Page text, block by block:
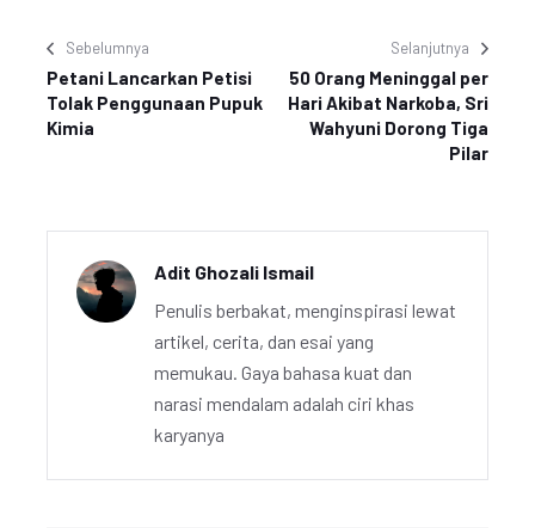
Sebelumnya
Petani Lancarkan Petisi
Tolak Penggunaan Pupuk
Kimia
Selanjutnya
50 Orang Meninggal per
Hari Akibat Narkoba, Sri
Wahyuni Dorong Tiga
Pilar
Adit Ghozali Ismail
Penulis berbakat, menginspirasi lewat
artikel, cerita, dan esai yang
memukau. Gaya bahasa kuat dan
narasi mendalam adalah ciri khas
karyanya